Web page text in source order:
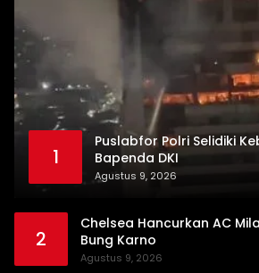
1
Puslabfor Polri Selidiki
Bapenda DKI
Agustus 9, 2026
2
Chelsea Hancurkan AC
Bung Karno
Agustus 9, 2026